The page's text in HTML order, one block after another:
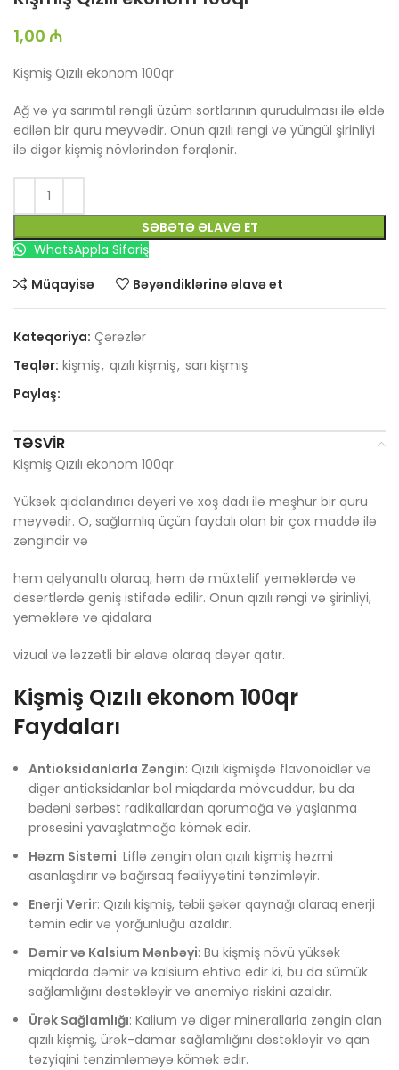
1,00 ₼
Kişmiş Qızılı ekonom 100qr
Ağ və ya sarımtıl rəngli üzüm sortlarının qurudulması ilə əldə
edilən bir quru meyvədir. Onun qızılı rəngi və yüngül şirinliyi
ilə digər kişmiş növlərindən fərqlənir.
SƏBƏTƏ ƏLAVƏ ET
WhatsAppla Sifariş
Müqayisə
Bəyəndiklərinə əlavə et
Kateqoriya: Çərəzlər
Teqlər: kişmiş, qızılı kişmiş, sarı kişmiş
Paylaş:
TƏSVIR
Kişmiş Qızılı ekonom 100qr
Yüksək qidalandırıcı dəyəri və xoş dadı ilə məşhur bir quru
meyvədir. O, sağlamlıq üçün faydalı olan bir çox maddə ilə
zəngindir və
həm qəlyanaltı olaraq, həm də müxtəlif yeməklərdə və
desertlərdə geniş istifadə edilir. Onun qızılı rəngi və şirinliyi,
yeməklərə və qidalara
vizual və ləzzətli bir əlavə olaraq dəyər qatır.
Kişmiş Qızılı ekonom 100qr
Faydaları
Antioksidanlarla Zəngin: Qızılı kişmişdə flavonoidlər və
digər antioksidanlar bol miqdarda mövcuddur, bu da
bədəni sərbəst radikallardan qorumağa və yaşlanma
prosesini yavaşlatmağa kömək edir.
Həzm Sistemi: Liflə zəngin olan qızılı kişmiş həzmi
asanlaşdırır və bağırsaq fəaliyyətini tənzimləyir.
Enerji Verir: Qızılı kişmiş, təbii şəkər qaynağı olaraq enerji
təmin edir və yorğunluğu azaldır.
Dəmir və Kalsium Mənbəyi: Bu kişmiş növü yüksək
miqdarda dəmir və kalsium ehtiva edir ki, bu da sümük
sağlamlığını dəstəkləyir və anemiya riskini azaldır.
Ürək Sağlamlığı: Kalium və digər minerallarla zəngin olan
qızılı kişmiş, ürək-damar sağlamlığını dəstəkləyir və qan
təzyiqini tənzimləməyə kömək edir.